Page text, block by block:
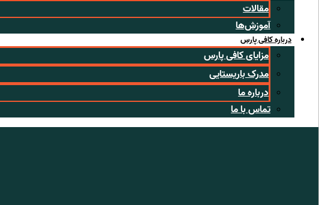
مقالات
آموزش‌ها
درباره کافی پارس
مزایای کافی پارس
مدرک باریستایی
درباره ما
تماس با ما